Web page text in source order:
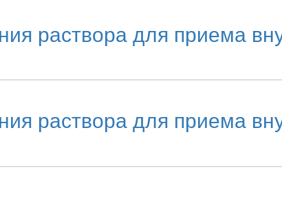
раствора для приема
раствора для приема